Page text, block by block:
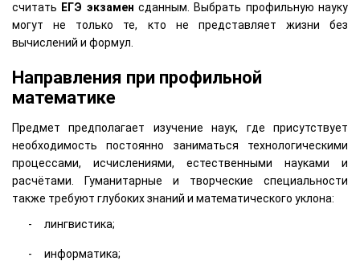
считать ЕГЭ экзамен сданным. Выбрать профильную науку
могут не только те, кто не представляет жизни без
вычислений и формул.
Направления при профильной
математике
Предмет предполагает изучение наук, где присутствует
необходимость постоянно заниматься технологическими
процессами, исчислениями, естественными науками и
расчётами. Гуманитарные и творческие специальности
также требуют глубоких знаний и математического уклона:
лингвистика;
информатика;